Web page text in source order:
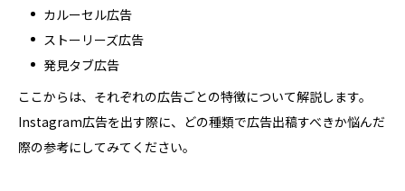
カルーセル広告
ストーリーズ広告
発見タブ広告
ここからは、それぞれの広告ごとの特徴について解説します。
Instagram広告を出す際に、どの種類で広告出稿すべきか悩んだ
際の参考にしてみてください。